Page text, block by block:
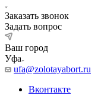
Заказать звонок
Задать вопрос
Ваш город
Уфа
ufa@zolotayabort.ru
Вконтакте